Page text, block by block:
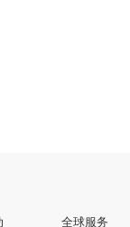
全球服务